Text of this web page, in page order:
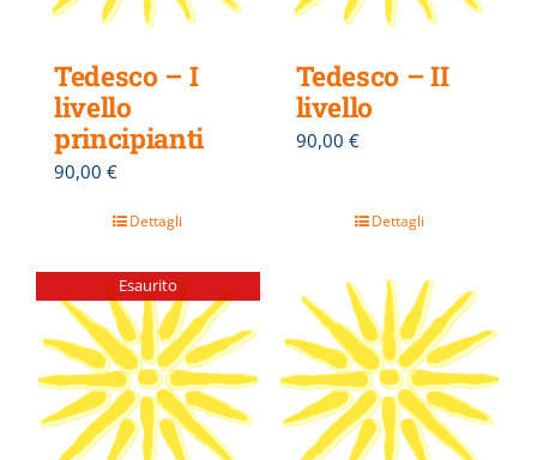
Tedesco – I
livello
principianti
90,00 €
Dettagli
Tedesco – II
livello
90,00 €
Dettagli
Esaurito